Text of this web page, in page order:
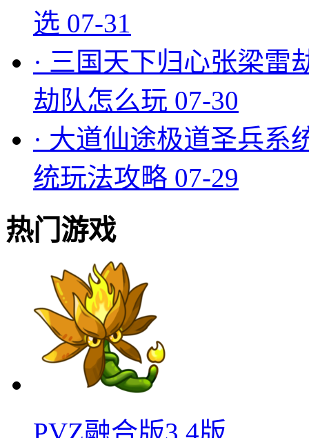
选 07-31
· 三国天下归心张梁雷
劫队怎么玩 07-30
· 大道仙途极道圣兵系
统玩法攻略 07-29
热门游戏